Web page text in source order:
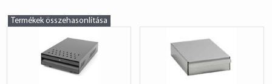
Kft.
Termékek összehasonlítása